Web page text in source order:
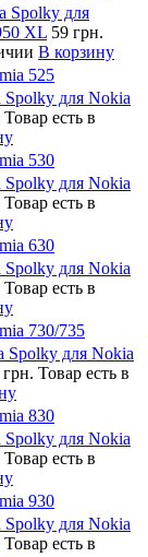
Spolky для
XL 59 грн.
В корзину
525
Spolky для Nokia
Товар есть в
530
Spolky для Nokia
Товар есть в
630
Spolky для Nokia
Товар есть в
730/735
Spolky для Nokia
грн. Товар есть в
830
Spolky для Nokia
Товар есть в
930
Spolky для Nokia
Товар есть в